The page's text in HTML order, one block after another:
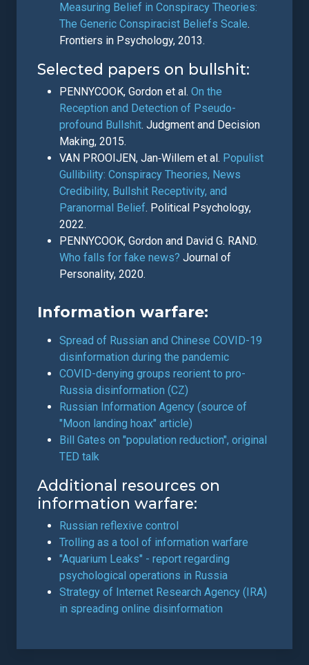
Measuring Belief in Conspiracy Theories:
The Generic Conspiracist Beliefs Scale.
Frontiers in Psychology, 2013.
Selected papers on bullshit:
PENNYCOOK, Gordon et al. On the
Reception and Detection of Pseudo-
profound Bullshit. Judgment and Decision
Making, 2015.
VAN PROOIJEN, Jan‐Willem et al. Populist
Gullibility: Conspiracy Theories, News
Credibility, Bullshit Receptivity, and
Paranormal Belief. Political Psychology,
2022.
PENNYCOOK, Gordon and David G. RAND.
Who falls for fake news? Journal of
Personality, 2020.
Information warfare:
Spread of Russian and Chinese COVID-19
disinformation during the pandemic
COVID-denying groups reorient to pro-
Russia disinformation (CZ)
Russian Information Agency (source of
"Moon landing hoax" article)
Bill Gates on "population reduction", original
TED talk
Additional resources on
information warfare:
Russian reflexive control
Trolling as a tool of information warfare
"Aquarium Leaks" - report regarding
psychological operations in Russia
Strategy of Internet Research Agency (IRA)
in spreading online disinformation